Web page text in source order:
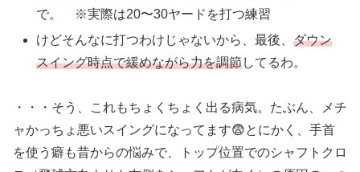
で。 ※実際は20〜30ヤードを打つ練習
けどそんなに打つわけじゃないから、最後、ダウン
スイング時点で緩めながら力を調節してるわ。
・・・そう、これもちょくちょく出る病気。たぶん、メチ
ャかっちょ悪いスイングになってます😨とにかく、手首
を使う癖も昔からの悩みで、トップ位置でのシャフトクロ